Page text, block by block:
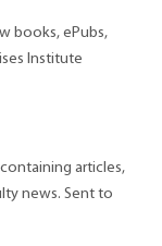
books, ePubs,
Institute
articles,
news. Sent to